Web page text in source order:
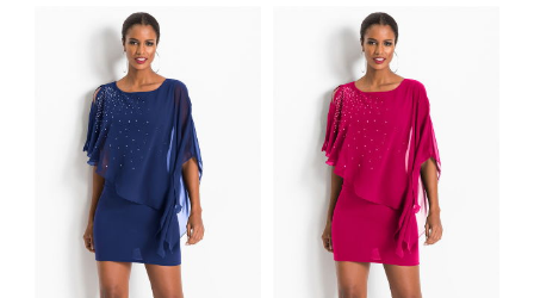
KOKTAJLOWA
SUKIENKA ODKRYTE
RAMIONA NIEBIESKA
DŁUGA SUKIENKA
WIECZOROWA Z
POŁYSKIEM